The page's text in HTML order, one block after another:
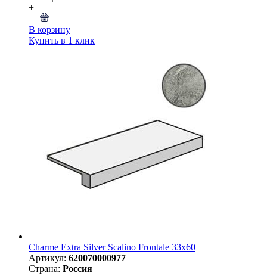
+
В корзину
Купить в 1 клик
Charme Extra Silver Scalino Frontale 33x60
Артикул: 620070000977
Страна: Россия